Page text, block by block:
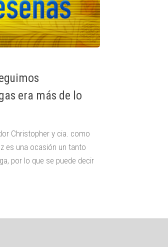
era más de lo
Christopher y cia. como
es una ocasión un tanto
por lo que se puede decir